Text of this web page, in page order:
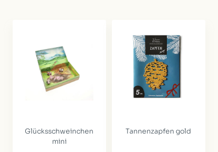
Glücksschweinchen
mini
Tannenzapfen gold